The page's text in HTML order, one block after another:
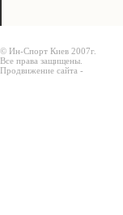
© Ин-Спорт Киев 2007г.
Все права защищены.
Продвижение сайта -